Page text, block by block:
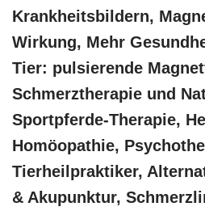
Krankheitsbildern,
Wirkung, Mehr
Tier: pulsierende
Schmerztherapie und
Sportpferde-Therapie,
‎Homöopathie,
‎Tierheilpraktiker,
& Akupunktur,